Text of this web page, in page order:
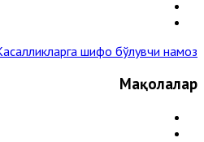
шифо бўлувчи намоз »
Мақолалар